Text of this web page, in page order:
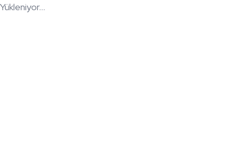
Yükleniyor...